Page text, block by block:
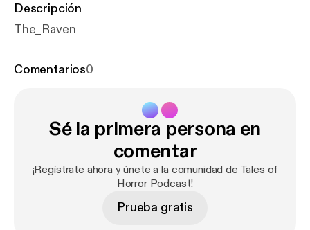
Descripción
The_Raven
Comentarios0
Sé la primera persona en
comentar
¡Regístrate ahora y únete a la comunidad de Tales of
Horror Podcast!
Prueba gratis